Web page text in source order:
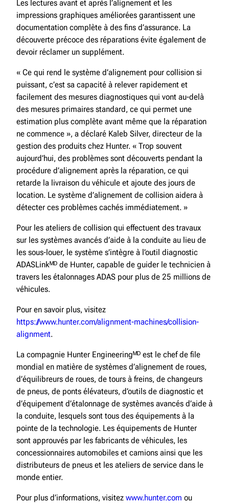
Les lectures avant et après l’alignement et les
impressions graphiques améliorées garantissent une
documentation complète à des fins d’assurance. La
découverte précoce des réparations évite également de
devoir réclamer un supplément.
« Ce qui rend le système d’alignement pour collision si
puissant, c’est sa capacité à relever rapidement et
facilement des mesures diagnostiques qui vont au-delà
des mesures primaires standard, ce qui permet une
estimation plus complète avant même que la réparation
ne commence », a déclaré Kaleb Silver, directeur de la
gestion des produits chez Hunter. « Trop souvent
aujourd’hui, des problèmes sont découverts pendant la
procédure d’alignement après la réparation, ce qui
retarde la livraison du véhicule et ajoute des jours de
location. Le système d’alignement de collision aidera à
détecter ces problèmes cachés immédiatement. »
Pour les ateliers de collision qui effectuent des travaux
sur les systèmes avancés d’aide à la conduite au lieu de
les sous-louer, le système s’intègre à l’outil diagnostic
ADASLinkᴹᴰ de Hunter, capable de guider le technicien à
travers les étalonnages ADAS pour plus de 25 millions de
véhicules.
Pour en savoir plus, visitez
https://www.hunter.com/alignment-machines/collision-
alignment.
La compagnie Hunter Engineeringᴹᴰ est le chef de file
mondial en matière de systèmes d’alignement de roues,
d’équilibreurs de roues, de tours à freins, de changeurs
de pneus, de ponts élévateurs, d’outils de diagnostic et
d’équipement d’étalonnage de systèmes avancés d’aide à
la conduite, lesquels sont tous des équipements à la
pointe de la technologie. Les équipements de Hunter
sont approuvés par les fabricants de véhicules, les
concessionnaires automobiles et camions ainsi que les
distributeurs de pneus et les ateliers de service dans le
monde entier.
Pour plus d’informations, visitez www.hunter.com ou